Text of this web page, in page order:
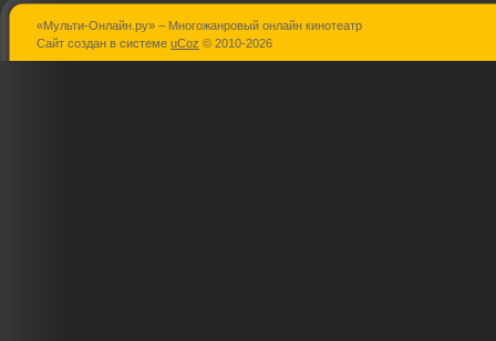
Эбигейл
Пингвины
«Мульти-Онлайн.ру» – Многожанровый онлайн кинотеатр
Сайт создан в системе uCoz © 2010-2026